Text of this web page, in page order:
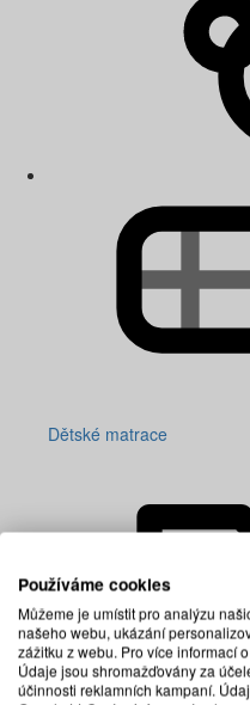
Dětské matrace
Používáme cookies
Můžeme je umístit pro analýzu
našeho webu, ukázání
zážitku z webu. Pro více informací
Údaje jsou shromažďovány za
účinnosti reklamních kampaní.